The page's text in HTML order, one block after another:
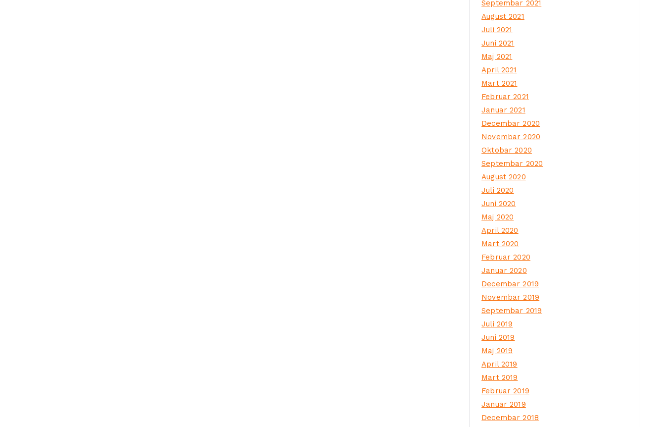
Septembar 2021
August 2021
Juli 2021
Juni 2021
Maj 2021
April 2021
Mart 2021
Februar 2021
Januar 2021
Decembar 2020
Novembar 2020
Oktobar 2020
Septembar 2020
August 2020
Juli 2020
Juni 2020
Maj 2020
April 2020
Mart 2020
Februar 2020
Januar 2020
Decembar 2019
Novembar 2019
Septembar 2019
Juli 2019
Juni 2019
Maj 2019
April 2019
Mart 2019
Februar 2019
Januar 2019
Decembar 2018